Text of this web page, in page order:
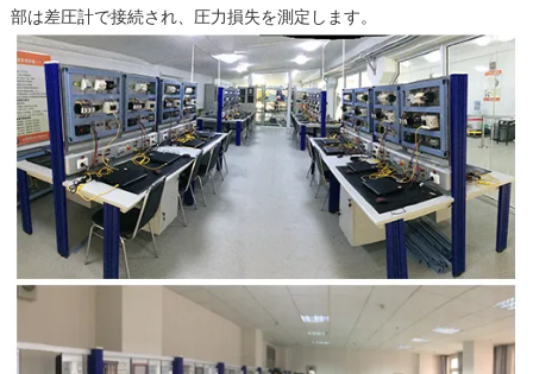
部は差圧計で接続され、圧力損失を測定します。